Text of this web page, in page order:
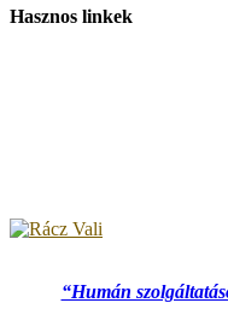
Hasznos linkek
“Humán